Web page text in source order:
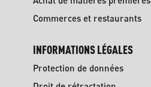
Commerces et restaurants
INFORMATIONS LÉGALES
Protection de données